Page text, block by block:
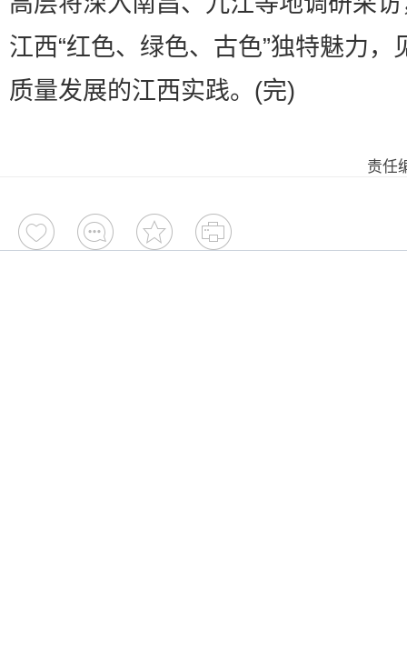
江西“红色、绿色、古色”独特魅力，
质量发展的江西实践。(完)
责任